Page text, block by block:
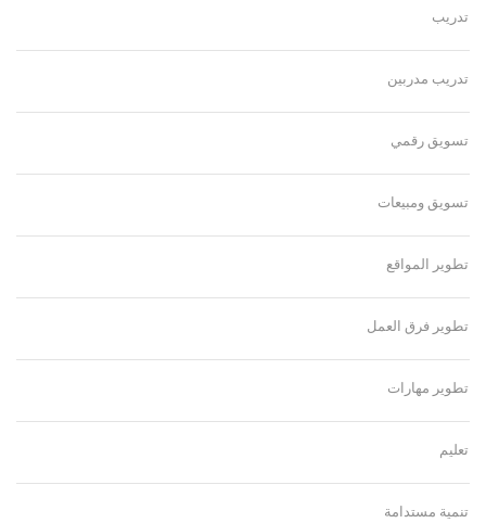
تدريب
تدريب مدربين
تسويق رقمي
تسويق ومبيعات
تطوير المواقع
تطوير فرق العمل
تطوير مهارات
تعليم
تنمية مستدامة